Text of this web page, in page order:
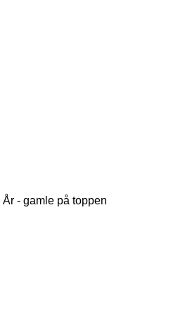
År - gamle på toppen